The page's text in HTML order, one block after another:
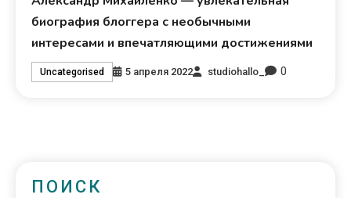
биография блоггера с необычными
интересами и впечатляющими достижениями
Uncategorised 5 апреля 2022 studiohallo_ 0
ПОИСК